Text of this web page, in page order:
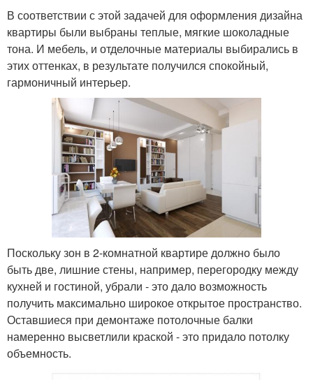
В соответствии с этой задачей для оформления дизайна
квартиры были выбраны теплые, мягкие шоколадные
тона. И мебель, и отделочные материалы выбирались в
этих оттенках, в результате получился спокойный,
гармоничный интерьер.
Поскольку зон в 2-комнатной квартире должно было
быть две, лишние стены, например, перегородку между
кухней и гостиной, убрали - это дало возможность
получить максимально широкое открытое пространство.
Оставшиеся при демонтаже потолочные балки
намеренно высветлили краской - это придало потолку
объемность.